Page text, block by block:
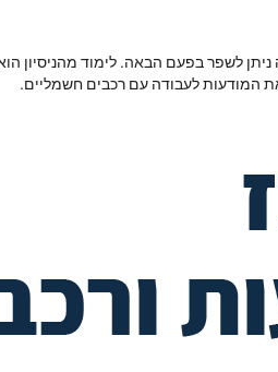
לשפר בפעם הבאה. לימוד מהניסיון
המודעות לעבודה עם רכבים חשמליים.